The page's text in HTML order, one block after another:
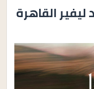
القاهرة